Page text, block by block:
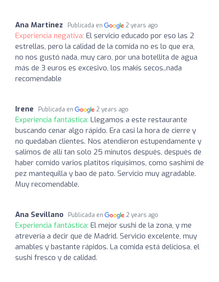
Ana Martinez Publicada en 2 years ago
Experiencia negativa: El servicio educado por eso las 2
estrellas, pero la calidad de la comida no es lo que era,
no nos gustó nada, muy caro, por una botellita de agua
más de 3 euros es excesivo, los makis secos..nada
recomendable
Irene Publicada en 2 years ago
Experiencia fantástica: Llegamos a este restaurante
buscando cenar algo rápido. Era casi la hora de cierre y
no quedaban clientes. Nos atendieron estupendamente y
salimos de allí tan solo 25 minutos después, después de
haber comido varios platitos riquísimos, como sashimi de
pez mantequilla y bao de pato. Servicio muy agradable.
Muy recomendable.
Ana Sevillano Publicada en 2 years ago
Experiencia fantástica: El mejor sushi de la zona, y me
atrevería a decir que de Madrid. Servicio excelente, muy
amables y bastante rápidos. La comida está deliciosa, el
sushi fresco y de calidad.